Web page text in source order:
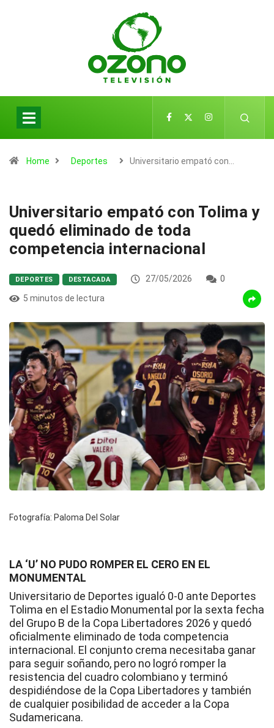
Home Deportes Universitario empató con…
Universitario empató con Tolima y
quedó eliminado de toda
competencia internacional
DEPORTES DESTACADA 27/05/2026
0
5 minutos de lectura
Fotografía: Paloma Del Solar
LA ‘U’ NO PUDO ROMPER EL CERO EN EL
MONUMENTAL
Universitario de Deportes igualó 0-0 ante Deportes
Tolima en el Estadio Monumental por la sexta fecha
del Grupo B de la Copa Libertadores 2026 y quedó
oficialmente eliminado de toda competencia
internacional. El conjunto crema necesitaba ganar
para seguir soñando, pero no logró romper la
resistencia del cuadro colombiano y terminó
despidiéndose de la Copa Libertadores y también
de cualquier posibilidad de acceder a la Copa
Sudamericana.